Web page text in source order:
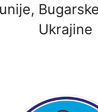
Ukrajine